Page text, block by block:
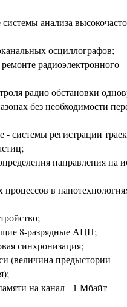
анализа
осциллографов;
радиоэлектронного
радио обстановки
без необходимости
- системы регистрации
направления на
процессов в
8-разрядные АЦП;
синхронизация;
(величина предыстории
на канал - 1 Мбайт